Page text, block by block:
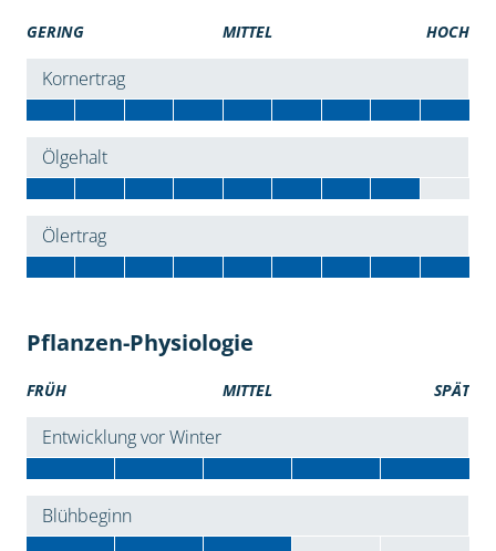
GERING MITTEL HOCH
Kornertrag
Ölgehalt
Ölertrag
Pflanzen-Physiologie
FRÜH MITTEL SPÄT
Entwicklung vor Winter
Blühbeginn